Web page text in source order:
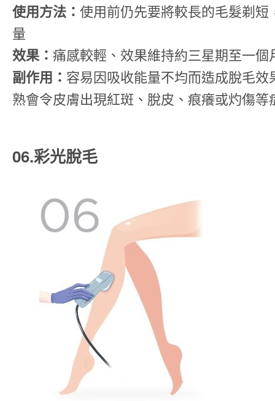
使用方法： 使用前仍先要將較長的毛髮剃短
量
效果： 痛感較輕、效果維持約三星期至一個
副作用： 容易因吸收能量不均而造成脫毛效
熟會令皮膚出現紅斑、脫皮、痕癢或灼傷等
06.彩光脫毛